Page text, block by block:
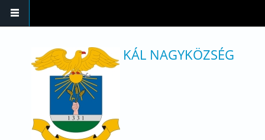
KÁL NAGYKÖZSÉG